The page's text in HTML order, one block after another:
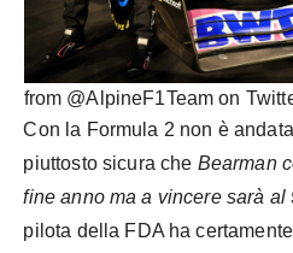
from @AlpineF1Team on
Con la Formula 2 non è
piuttosto sicura che Bearman
fine anno ma a vincere sarà al
pilota della FDA ha